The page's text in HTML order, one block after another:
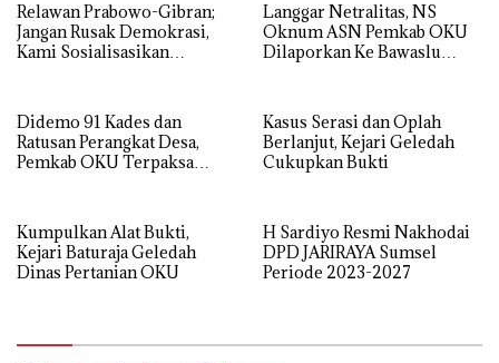
Relawan Prabowo-Gibran;
Jangan Rusak Demokrasi,
Kami Sosialisasikan
Langgar Netralitas, NS
Oknum ASN Pemkab OKU
Dilaporkan Ke Bawaslu
Didemo 91 Kades dan
Ratusan Perangkat Desa,
Pemkab OKU Terpaksa
Kasus Serasi dan Oplah
Berlanjut, Kejari Geledah
Cukupkan Bukti
Kumpulkan Alat Bukti,
Kejari Baturaja Geledah
Dinas Pertanian OKU
H Sardiyo Resmi Nakhodai
DPD JARIRAYA Sumsel
Periode 2023-2027